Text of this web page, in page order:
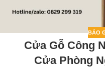
BÁO
Cửa Gỗ Công
Cửa Phòng